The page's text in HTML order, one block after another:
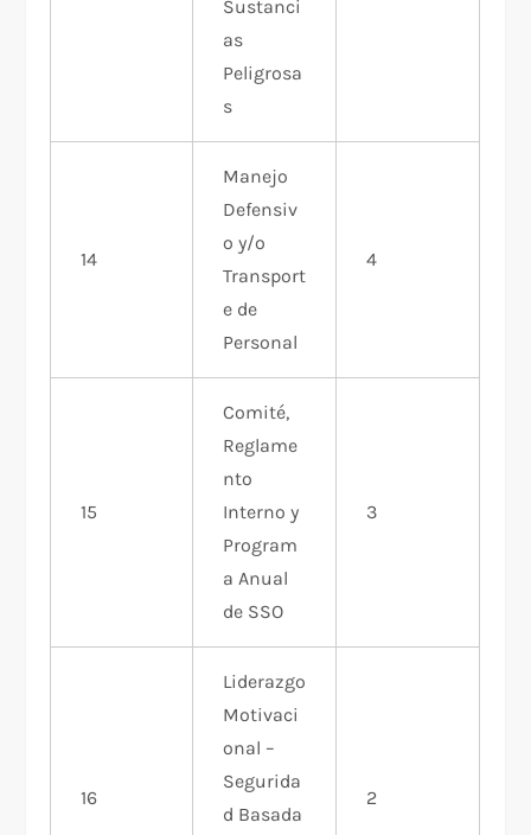
Sustanci
as
Peligrosa
s
14
Manejo
Defensiv
o y/o
Transport
e de
Personal
4
15
Comité,
Reglame
nto
Interno y
Program
a Anual
de SSO
3
16
Liderazgo
Motivaci
onal –
Segurida
d Basada
2